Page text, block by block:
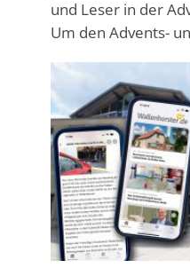
und Leser in der
Um den Advents-